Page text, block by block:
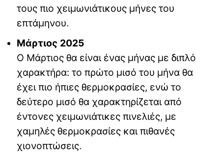
τους πιο χειμωνιάτικους μήνες του
επτάμηνου.
Μάρτιος 2025
Ο Μάρτιος θα είναι ένας μήνας με διπλό
χαρακτήρα: το πρώτο μισό του μήνα θα
έχει πιο ήπιες θερμοκρασίες, ενώ το
δεύτερο μισό θα χαρακτηρίζεται από
έντονες χειμωνιάτικες πινελιές, με
χαμηλές θερμοκρασίες και πιθανές
χιονοπτώσεις.